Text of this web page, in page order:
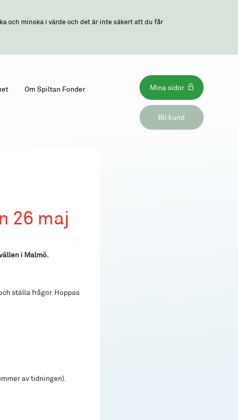
och minska i värde och det är inte säkert att du får
Bli kund
Mina sidor
Om Spiltan Fonder
26 maj
i Malmö.
ställa frågor. Hoppas
av tidningen).